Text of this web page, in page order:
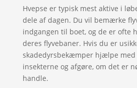
Hvepse er typisk mest aktive i
dele af dagen. Du vil bemærke
indgangen til boet, og de er ofte
deres flyvebaner. Hvis du er
skadedyrsbekæmper hjælpe med
insekterne og afgøre, om det er
handle.